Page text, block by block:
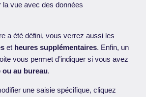
la vue avec des données
a été défini, vous verrez aussi les
et heures supplémentaires. Enfin, un
vous permet d’indiquer si vous avez
au bureau.
une saisie spécifique, cliquez